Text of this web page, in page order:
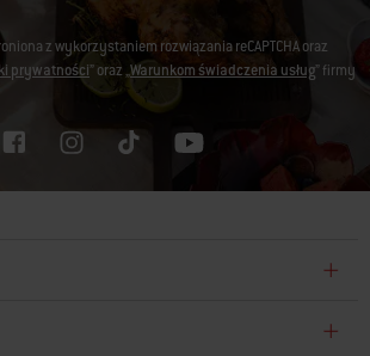
z wykorzystaniem rozwiązania reCAPTCHA oraz
prywatności” oraz „Warunkom świadczenia usług” firmy